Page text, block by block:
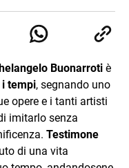
ho associato la
per lo studio
Buonarroti è
tempi, segnando uno
opere e i tanti artisti
imitarlo senza
Testimone
di una vita